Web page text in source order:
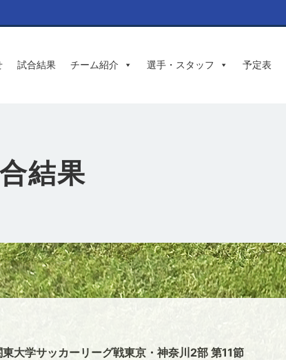
試合結果 チーム紹介 選手・スタッフ 予定表
結果
大学サッカーリーグ戦東京・神奈川2部 第11節